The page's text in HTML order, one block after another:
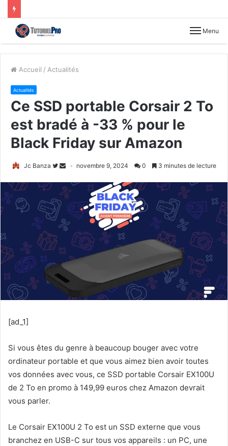
Menu
Accueil / Actualités
Actualités
Ce SSD portable Corsair 2 To
est bradé à -33 % pour le
Black Friday sur Amazon
Jc Banza novembre 9, 2024 0 3 minutes de lecture
[ad_1]
Si vous êtes du genre à beaucoup bouger avec votre
ordinateur portable et que vous aimez bien avoir toutes
vos données avec vous, ce SSD portable Corsair EX100U
de 2 To en promo à 149,99 euros chez Amazon devrait
vous parler.
Le Corsair EX100U 2 To est un SSD externe que vous
branchez en USB-C sur tous vos appareils : un PC, une